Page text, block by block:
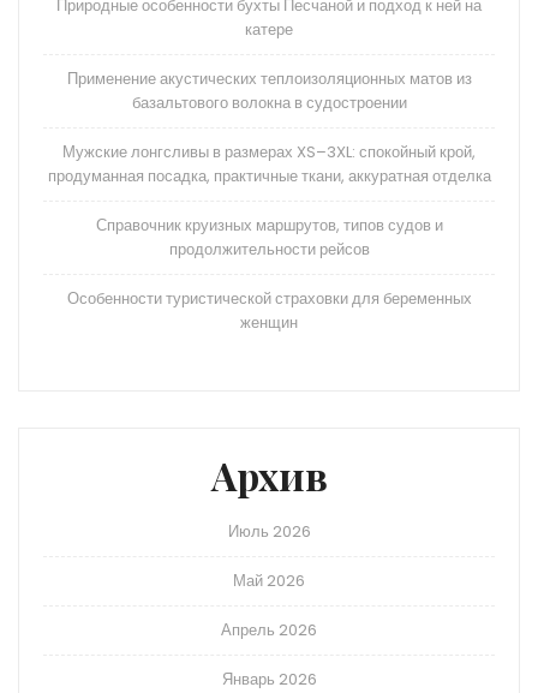
Природные особенности бухты Песчаной и подход к ней на
катере
Применение акустических теплоизоляционных матов из
базальтового волокна в судостроении
Мужские лонгсливы в размерах XS–3XL: спокойный крой,
продуманная посадка, практичные ткани, аккуратная отделка
Справочник круизных маршрутов, типов судов и
продолжительности рейсов
Особенности туристической страховки для беременных
женщин
Архив
Июль 2026
Май 2026
Апрель 2026
Январь 2026